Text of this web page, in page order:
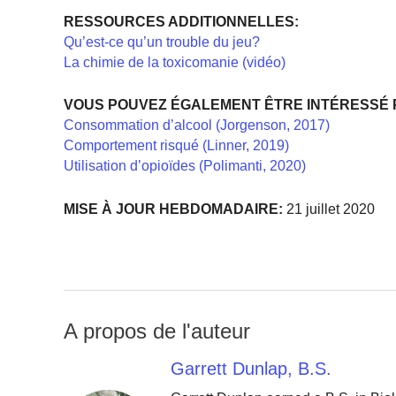
RESSOURCES ADDITIONNELLES:
Qu’est-ce qu’un trouble du jeu?
La chimie de la toxicomanie (vidéo)
VOUS POUVEZ ÉGALEMENT ÊTRE INTÉRESSÉ
Consommation d’alcool (Jorgenson, 2017)
Comportement risqué (Linner, 2019)
Utilisation d’opioïdes (Polimanti, 2020)
MISE À JOUR HEBDOMADAIRE: 21 juillet 2020
A propos de l'auteur
Garrett Dunlap, B.S.